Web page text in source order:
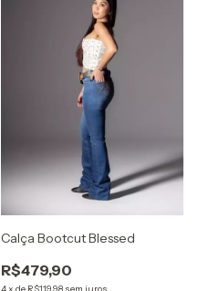
Calça Bootcut Blessed
R$479,90